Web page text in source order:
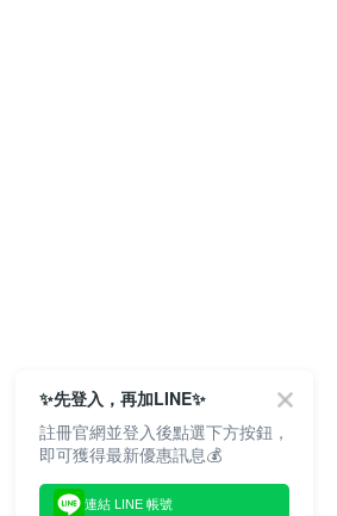
✨先登入，再加LINE✨
註冊官網並登入後點選下方按鈕，
即可獲得最新優惠訊息💰
連結 LINE 帳號